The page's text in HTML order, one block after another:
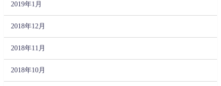
2019年1月
2018年12月
2018年11月
2018年10月